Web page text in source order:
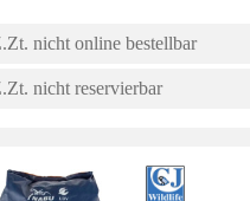
nicht online bestellbar
nicht reservierbar